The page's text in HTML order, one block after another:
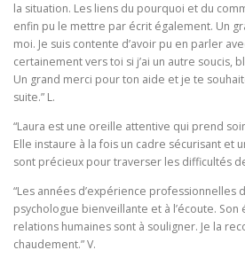
la situation. Les liens du pourquoi et du
enfin pu le mettre par écrit également. Un
moi. Je suis contente d’avoir pu en parler
certainement vers toi si j’ai un autre soucis,
Un grand merci pour ton aide et je te
suite.” L.
“Laura est une oreille attentive qui prend
Elle instaure à la fois un cadre sécurisant et
sont précieux pour traverser les difficultés
“Les années d’expérience professionnelles
psychologue bienveillante et à l’écoute.
relations humaines sont à souligner. Je la
chaudement.” V.